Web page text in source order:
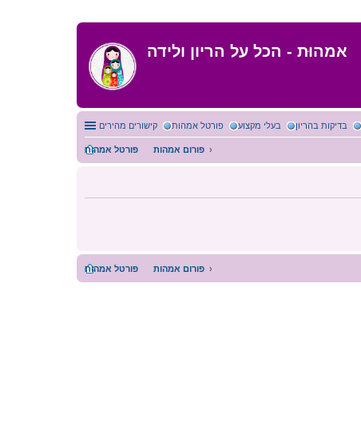
אמהוּת - הכל על הריון ולידה
קישורים מהירים פורטל אמהות בעלי מקצוע בדיקות בהריון
פורטל אמהות פורום אמהות
פורטל אמהות פורום אמהות